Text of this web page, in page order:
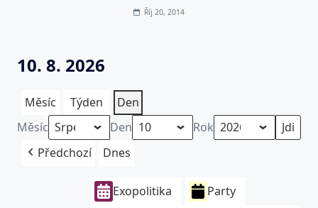
Říj 20, 2014
10. 8. 2026
Měsíc Týden
Den
Měsíc
Den
Rok
Předchozí
Dnes
Exopolitika
Party